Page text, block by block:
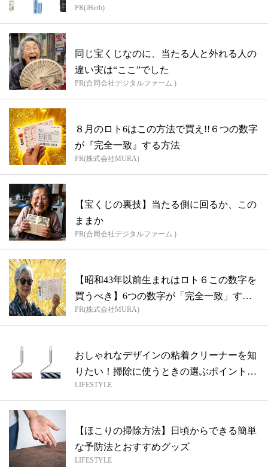
PR(iHerb)
同じ宝くじなのに、当たる人と外れる人の
違い実は“ここ”でした
PR(合同会社デジタルファーム )
８月のロト6はこの方法で買え!!６つの数字
が『完全一致』する方法
PR(株式会社MURA)
【宝くじの裏技】当たる側に回るか、この
ままか
PR(合同会社デジタルファーム )
【昭和43年以前生まれはロト６この数字を
買うべき】6つの数字が「完全一致」する
方...
PR(株式会社MURA)
おしゃれなデザインの粘着クリーナーを知
りたい！掃除に使うときの選ぶポイントも
紹介
LIFESTYLE
【ほこりの掃除方法】日頃からできる簡単
な予防法とおすすめグッズ
LIFESTYLE